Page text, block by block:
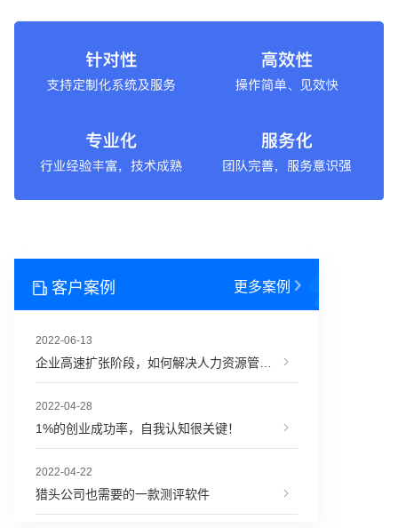
客户案例 更多案例
2022-06-13
2022-04-28
1%的创业成功率，自我认知很关键！
2022-04-22
猎头公司也需要的一款测评软件